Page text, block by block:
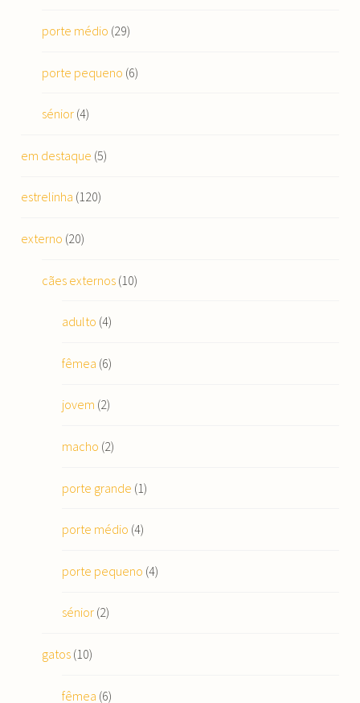
porte médio (29)
porte pequeno (6)
sénior(4)
em destaque (5)
estrelinha (120)
externo (20)
cães externos(10)
adulto (4)
fêmea (6)
jovem (2)
macho (2)
porte grande (1)
porte médio (4)
porte pequeno (4)
sénior (2)
gatos(10)
fêmea (6)